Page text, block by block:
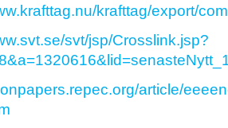
krafttag/export/
svt/jsp/Crosslink.jsp?
article/